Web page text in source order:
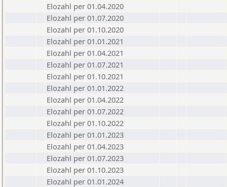
Elozahl per 01.04.2020
Elozahl per 01.07.2020
Elozahl per 01.10.2020
Elozahl per 01.01.2021
Elozahl per 01.04.2021
Elozahl per 01.07.2021
Elozahl per 01.10.2021
Elozahl per 01.01.2022
Elozahl per 01.04.2022
Elozahl per 01.07.2022
Elozahl per 01.10.2022
Elozahl per 01.01.2023
Elozahl per 01.04.2023
Elozahl per 01.07.2023
Elozahl per 01.10.2023
Elozahl per 01.01.2024